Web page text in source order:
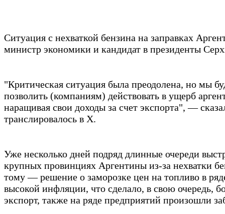
Ситуация с нехваткой бензина на заправках
министр экономики и кандидат в президенты
"Критическая ситуация была преодолена, но мы
позволить (компаниям) действовать в ущерб
наращивая свои доходы за счет экспорта", —
транслировалось в X.
Уже несколько дней подряд длинные очереди
крупных провинциях Аргентины из-за нехватки
тому — решение о заморозке цен на топливо в
высокой инфляции, что сделало, в свою очередь,
экспорт, также на ряде предприятий произошли